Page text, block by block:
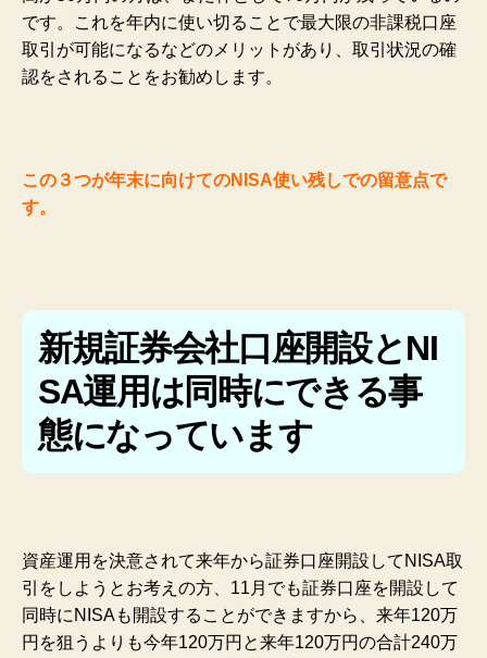
です。これを年内に使い切ることで最大限の非課税口座
取引が可能になるなどのメリットがあり、取引状況の確
認をされることをお勧めします。
この３つが年末に向けてのNISA使い残しでの留意点で
す。
新規証券会社口座開設とNI
SA運用は同時にできる事
態になっています
資産運用を決意されて来年から証券口座開設してNISA取
引をしようとお考えの方、11月でも証券口座を開設して
同時にNISAも開設することができますから、来年120万
円を狙うよりも今年120万円と来年120万円の合計240万